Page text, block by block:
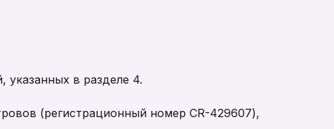
указанных в разделе 4.
(регистрационный номер CR-429607),